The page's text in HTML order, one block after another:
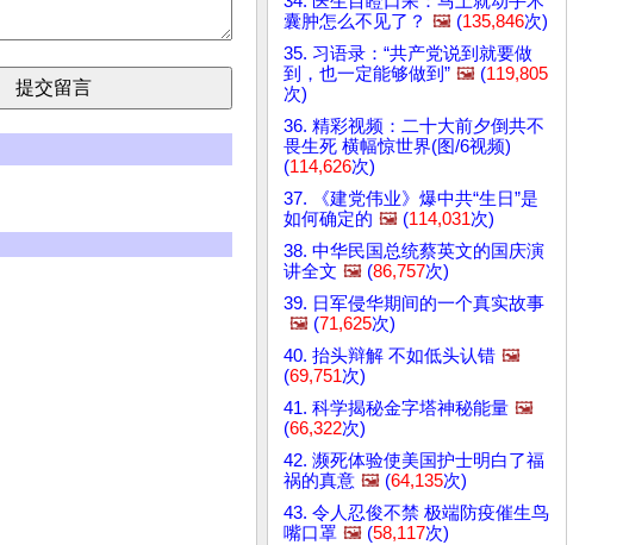
囊肿怎么不见了？ 🖼️ (135,846次)
35. 习语录：“共产党说到就要做
到，也一定能够做到” 🖼️ (119,805
次)
36. 精彩视频：二十大前夕倒共不
畏生死 横幅惊世界(图/6视频)
(114,626次)
37. 《建党伟业》爆中共“生日”是
如何确定的 🖼️ (114,031次)
38. 中华民国总统蔡英文的国庆演
讲全文 🖼️ (86,757次)
39. 日军侵华期间的一个真实故事
🖼️ (71,625次)
40. 抬头辩解 不如低头认错 🖼️
(69,751次)
41. 科学揭秘金字塔神秘能量 🖼️
(66,322次)
42. 濒死体验使美国护士明白了福
祸的真意 🖼️ (64,135次)
43. 令人忍俊不禁 极端防疫催生鸟
嘴口罩 🖼️ (58,117次)